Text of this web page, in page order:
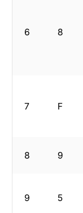
6 8
7 F
8 9
9 5